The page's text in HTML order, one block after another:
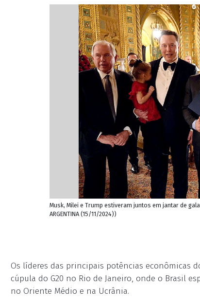
Musk, Milei e Trump estiveram juntos em jantar de gala
ARGENTINA (15/11/2024))
Os líderes das principais potências econômicas
cúpula do G20 no Rio de Janeiro, onde o Brasil
no Oriente Médio e na Ucrânia.